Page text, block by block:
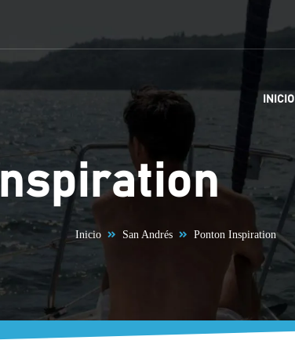
INICIO
Inicio San Andrés Ponton Inspiration